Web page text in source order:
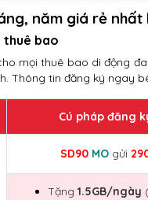
năm giá rẻ nhất
thuê bao
mọi thuê bao di động
Thông tin đăng ký ngay
Cú pháp đăng
SD90 MO gửi
Tặng 1.5GB/ngày (